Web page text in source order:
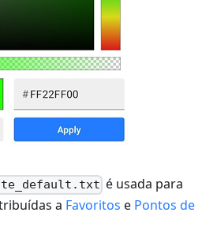
é usada para
a Favoritos e Pontos de